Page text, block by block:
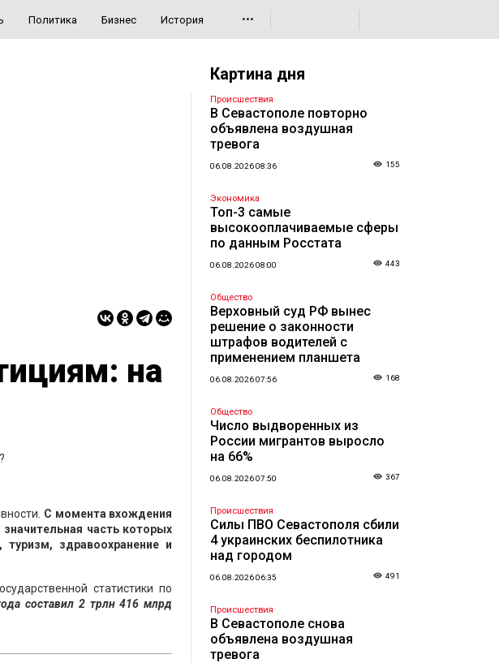
Политика Бизнес История •••
на
С момента вхождения
часть которых
туризм, здравоохранение и
статистики по
составил 2 трлн 416 млрд
Картина дня
Происшествия
В Севастополе повторно
объявлена воздушная
тревога
06.08.2026 08:36 155
Экономика
Топ-3 самые
высокооплачиваемые сферы
по данным Росстата
06.08.2026 08:00 443
Общество
Верховный суд РФ вынес
решение о законности
штрафов водителей с
применением планшета
06.08.2026 07:56 168
Общество
Число выдворенных из
России мигрантов выросло
на 66%
06.08.2026 07:50 367
Происшествия
Силы ПВО Севастополя сбили
4 украинских беспилотника
над городом
06.08.2026 06:35 491
Происшествия
В Севастополе снова
объявлена воздушная
тревога